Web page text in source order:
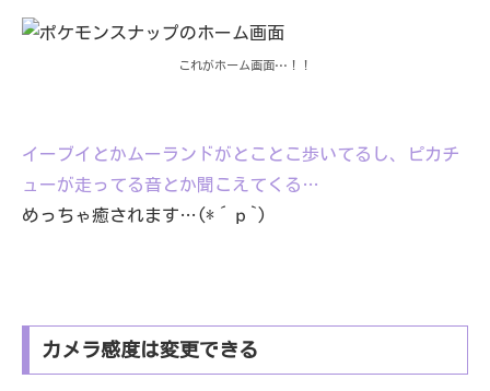
これがホーム画面…！！
イーブイとかムーランドがとことこ歩いてるし、ピカチ
ューが走ってる音とか聞こえてくる…
めっちゃ癒されます…(*´ｐ`)
カメラ感度は変更できる